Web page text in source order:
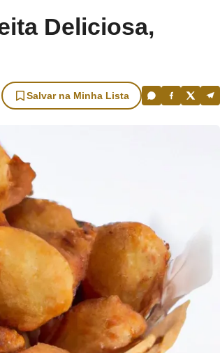
Deliciosa,
Salvar na Minha Lista